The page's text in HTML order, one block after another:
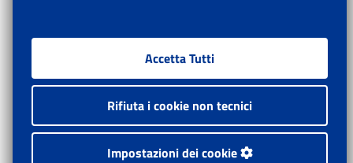
Accetta Tutti
Rifiuta i cookie non tecnici
Impostazioni dei cookie